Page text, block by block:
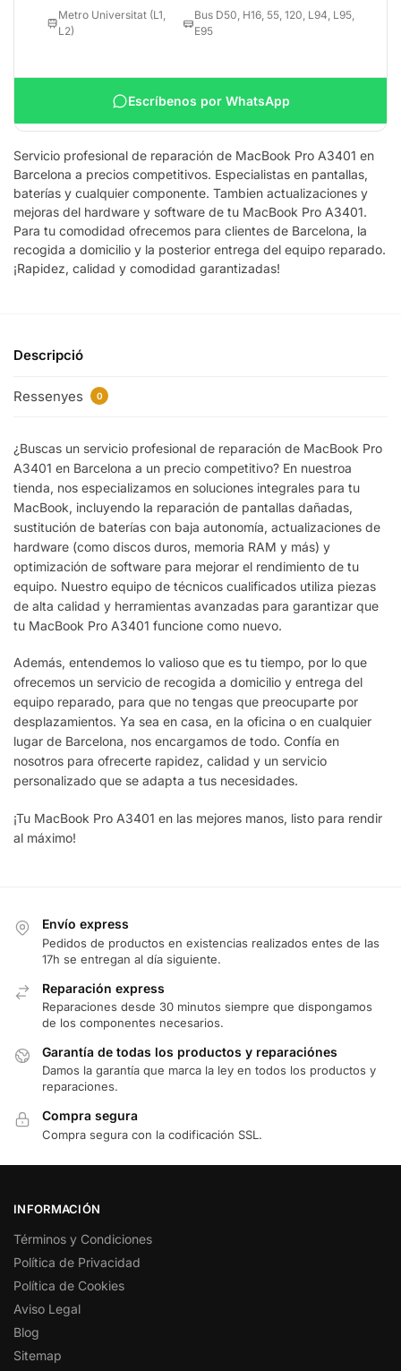
Metro Universitat (L1,
L2)
Bus D50, H16, 55, 120, L94, L95,
E95
Escríbenos por WhatsApp
Servicio profesional de reparación de MacBook Pro A3401 en
Barcelona a precios competitivos. Especialistas en pantallas,
baterías y cualquier componente. Tambien actualizaciones y
mejoras del hardware y software de tu MacBook Pro A3401.
Para tu comodidad ofrecemos para clientes de Barcelona, la
recogida a domicilio y la posterior entrega del equipo reparado.
¡Rapidez, calidad y comodidad garantizadas!
Descripció
Ressenyes 0
¿Buscas un servicio profesional de reparación de MacBook Pro
A3401 en Barcelona a un precio competitivo? En nuestroa
tienda, nos especializamos en soluciones integrales para tu
MacBook, incluyendo la reparación de pantallas dañadas,
sustitución de baterías con baja autonomía, actualizaciones de
hardware (como discos duros, memoria RAM y más) y
optimización de software para mejorar el rendimiento de tu
equipo. Nuestro equipo de técnicos cualificados utiliza piezas
de alta calidad y herramientas avanzadas para garantizar que
tu MacBook Pro A3401 funcione como nuevo.
Además, entendemos lo valioso que es tu tiempo, por lo que
ofrecemos un servicio de recogida a domicilio y entrega del
equipo reparado, para que no tengas que preocuparte por
desplazamientos. Ya sea en casa, en la oficina o en cualquier
lugar de Barcelona, nos encargamos de todo. Confía en
nosotros para ofrecerte rapidez, calidad y un servicio
personalizado que se adapta a tus necesidades.
¡Tu MacBook Pro A3401 en las mejores manos, listo para rendir
al máximo!
Envío express
Pedidos de productos en existencias realizados entes de las
17h se entregan al día siguiente.
Reparación express
Reparaciones desde 30 minutos siempre que dispongamos
de los componentes necesarios.
Garantía de todas los productos y reparaciónes
Damos la garantía que marca la ley en todos los productos y
reparaciones.
Compra segura
Compra segura con la codificación SSL.
INFORMACIÓN
Términos y Condiciones
Política de Privacidad
Política de Cookies
Aviso Legal
Blog
Sitemap